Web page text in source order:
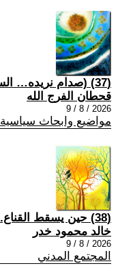
(37) (صدام نريده… السيد خلّ يتكتر)
قحطان الفرج الله
2026 / 8 / 9
مواضيع وابحاث سياسية
(38) حين يسقط القناع... ويتكلم الزمن
خالد محمود خدر
2026 / 8 / 9
المجتمع المدني